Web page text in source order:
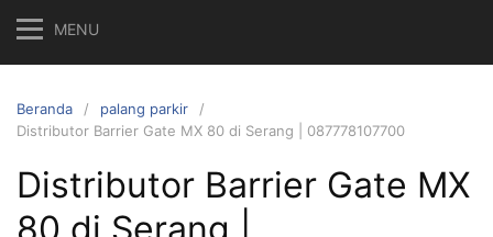
MENU
Beranda
palang parkir
Distributor Barrier Gate MX 80 di Serang | 087778107700
Distributor Barrier Gate MX